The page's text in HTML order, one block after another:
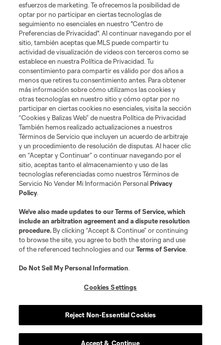
Términos de servicio Política de privacidad
No vender mi información
Cookies Settings
©2026 MLS. El nombre y escudo de la Major League Soccer y MLS son
marcas registradas de League Soccer, L.L.C. (“MLS”). Los nombres y logos
de los equipos de la MLS están registrados y son marcas bajo ley común
de la MLS o son usadas con el permiso de sus propietarios. Uso
desautorizado está prohibido.
esfuerzos de marketing. Te ofrecemos la posibilidad de
optar por no participar en ciertas tecnologías de
seguimiento no esenciales en nuestro "Centro de
Preferencias de Privacidad". Al continuar navegando por el
sitio, también aceptas que MLS puede compartir tu
actividad de visualización de videos con terceros como se
establece en nuestra Política de Privacidad. Tu
consentimiento para compartir es válido por dos años a
menos que retires tu consentimiento antes. Para obtener
más información sobre cómo utilizamos las cookies y
otras tecnologías en nuestro sitio y cómo optar por no
participar en ciertas cookies no esenciales, visita la sección
“Cookies y Balizas Web” de nuestra Política de Privacidad
También hemos realizado actualizaciones a nuestros
Términos de Servicio que incluyen un acuerdo de arbitraje
y un procedimiento de resolución de disputas. Al hacer clic
en “Aceptar y Continuar” o continuar navegando por el
sitio, aceptas tanto el almacenamiento y uso de las
tecnologías referenciadas como nuestros Términos de
Servicio No Vender Mi Información PersonalPrivacy
Policy.
We’ve also made updates to ourTerms of Service, which
include an arbitration agreement and a dispute resolution
procedure. By clicking “Accept & Continue” or continuing
to browse the site, you agree to both the storing and use
of the referenced technologies and ourTerms of Service.
Do Not Sell My Personal Information.
Cookies Settings
Reject Non-Essential Cookies
Accept & Continue